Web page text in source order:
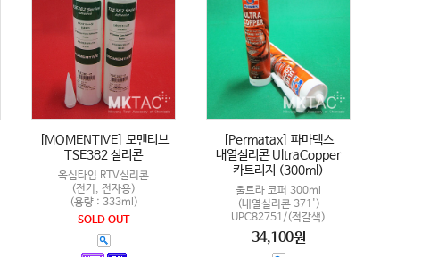
[MOMENTIVE] 모멘티브
TSE382 실리콘
옥심타입 RTV실리콘
(전기, 전자용)
(용량 : 333ml)
SOLD OUT
[Permatax] 파마텍스
내열실리콘 UltraCopper
카트리지 (300ml)
울트라 코퍼 300ml
(내열실리콘 371')
UPC82751/(적갈색)
34,100원